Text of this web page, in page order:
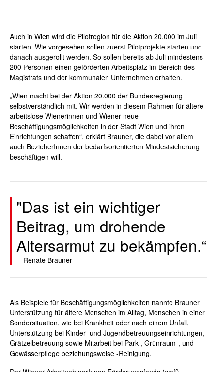
Auch in Wien wird die Pilotregion für die Aktion 20.000 im Juli
starten. Wie vorgesehen sollen zuerst Pilotprojekte starten und
danach ausgerollt werden. So sollen bereits ab Juli mindestens
200 Personen einen geförderten Arbeitsplatz im Bereich des
Magistrats und der kommunalen Unternehmen erhalten.
„Wien macht bei der Aktion 20.000 der Bundesregierung
selbstverständlich mit. Wir werden in diesem Rahmen für ältere
arbeitslose Wienerinnen und Wiener neue
Beschäftigungsmöglichkeiten in der Stadt Wien und ihren
Einrichtungen schaffen“, erklärt Brauner, die dabei vor allem
auch BezieherInnen der bedarfsorientierten Mindestsicherung
beschäftigen will.
"Das ist ein wichtiger
Beitrag, um drohende
Altersarmut zu bekämpfen.“
Renate Brauner
Als Beispiele für Beschäftigungsmöglichkeiten nannte Brauner
Unterstützung für ältere Menschen im Alltag, Menschen in einer
Sondersituation, wie bei Krankheit oder nach einem Unfall,
Unterstützung bei Kinder- und Jugendbetreuungseinrichtungen,
Grätzelbetreuung sowie Mitarbeit bei Park-, Grünraum-, und
Gewässerpflege beziehungsweise -Reinigung.